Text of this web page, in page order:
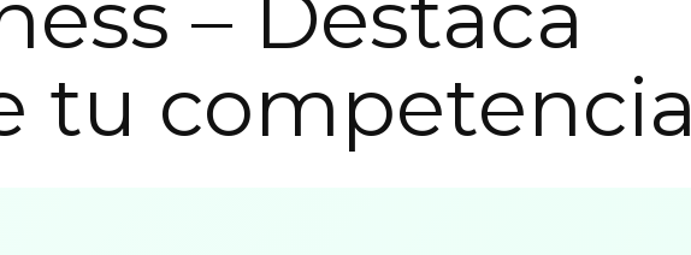
tu competencia